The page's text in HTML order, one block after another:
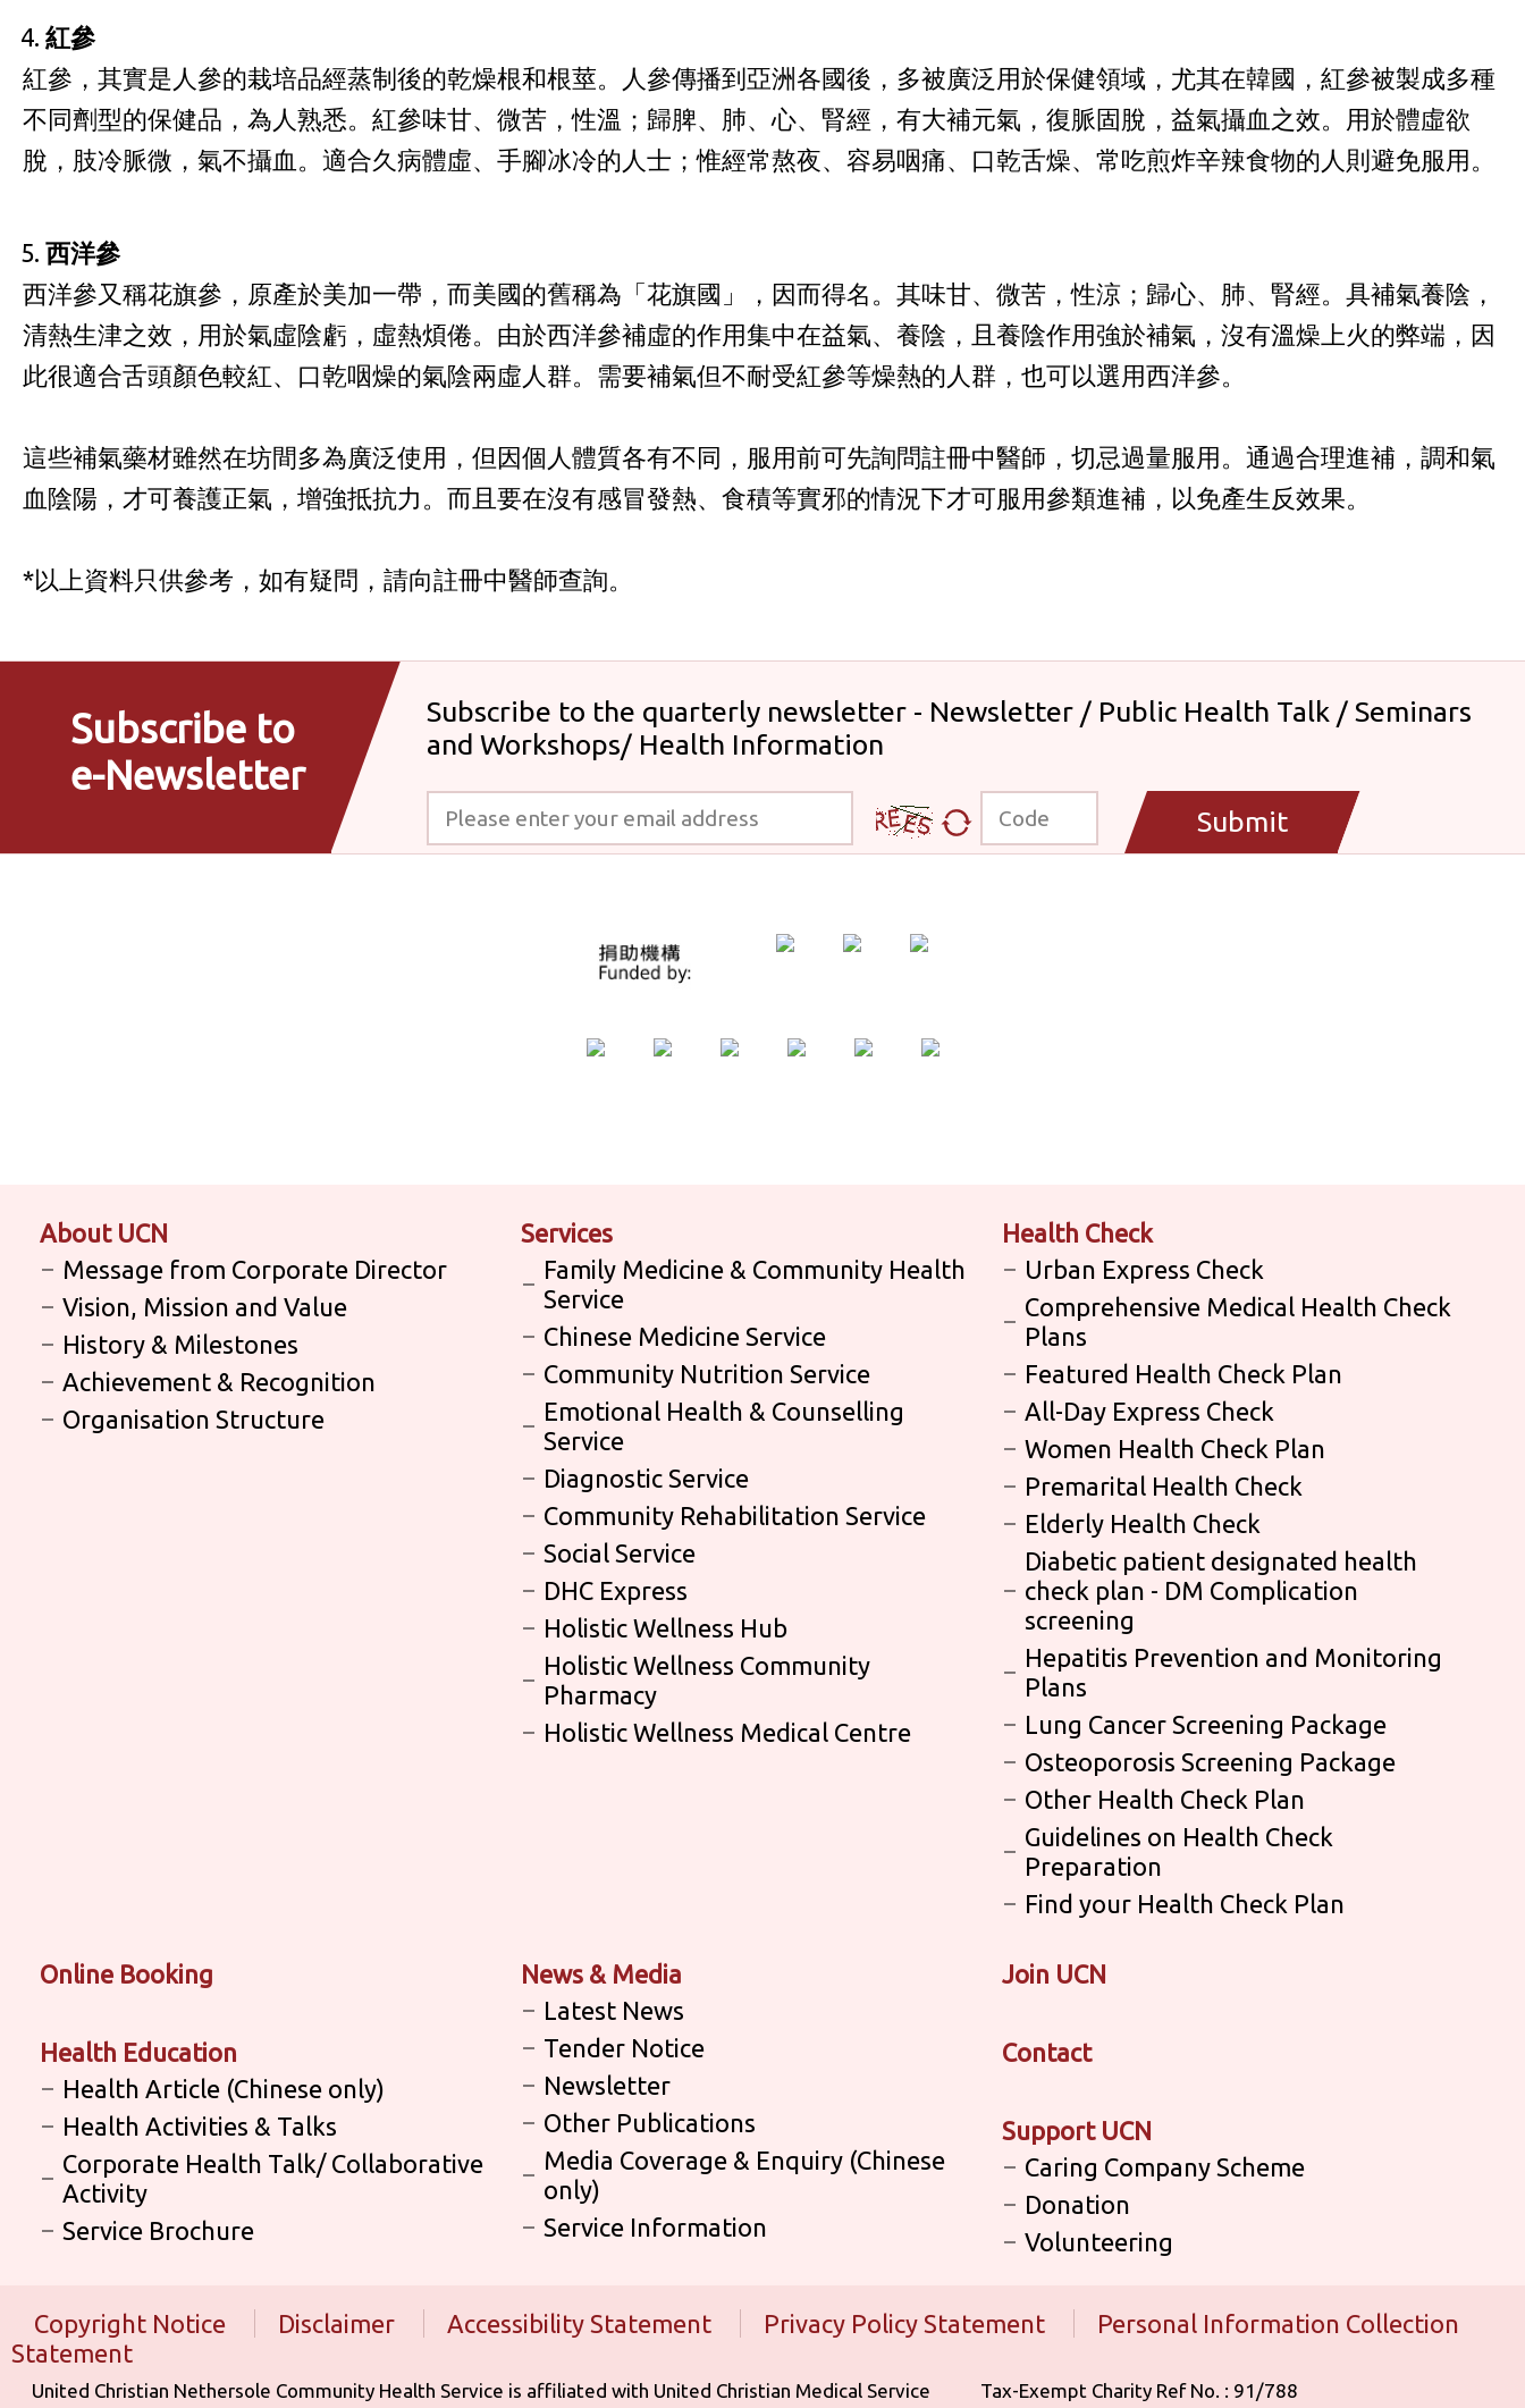
紅參
紅參，其實是人參的栽培品經蒸制後的乾燥根和根莖。人參傳播到亞洲各國後，多被廣泛用於保健領域，尤其在韓國，紅參被製成多種
不同劑型的保健品，為人熟悉。紅參味甘、微苦，性溫；歸脾、肺、心、腎經，有大補元氣，復脈固脫，益氣攝血之效。用於體虛欲
脫，肢冷脈微，氣不攝血。適合久病體虛、手腳冰冷的人士；惟經常熬夜、容易咽痛、口乾舌燥、常吃煎炸辛辣食物的人則避免服用。
西洋參
西洋參又稱花旗參，原產於美加一帶，而美國的舊稱為「花旗國」，因而得名。其味甘、微苦，性涼；歸心、肺、腎經。具補氣養陰，
清熱生津之效，用於氣虛陰虧，虛熱煩倦。由於西洋參補虛的作用集中在益氣、養陰，且養陰作用強於補氣，沒有溫燥上火的弊端，因
此很適合舌頭顏色較紅、口乾咽燥的氣陰兩虛人群。需要補氣但不耐受紅參等燥熱的人群，也可以選用西洋參。
這些補氣藥材雖然在坊間多為廣泛使用，但因個人體質各有不同，服用前可先詢問註冊中醫師，切忌過量服用。通過合理進補，調和氣
血陰陽，才可養護正氣，增強抵抗力。而且要在沒有感冒發熱、食積等實邪的情況下才可服用參類進補，以免產生反效果。
*以上資料只供參考，如有疑問，請向註冊中醫師查詢。
Subscribe to
e-Newsletter
Subscribe to the quarterly newsletter - Newsletter / Public Health Talk / Seminars
and Workshops/ Health Information
Please enter your email address Code
Submit
About UCN
Message from Corporate Director
Vision, Mission and Value
History & Milestones
Achievement & Recognition
Organisation Structure
Services
Family Medicine & Community Health
Service
Chinese Medicine Service
Community Nutrition Service
Emotional Health & Counselling
Service
Diagnostic Service
Community Rehabilitation Service
Social Service
DHC Express
Holistic Wellness Hub
Holistic Wellness Community
Pharmacy
Holistic Wellness Medical Centre
Health Check
Urban Express Check
Comprehensive Medical Health Check
Plans
Featured Health Check Plan
All-Day Express Check
Women Health Check Plan
Premarital Health Check
Elderly Health Check
Diabetic patient designated health
check plan - DM Complication
screening
Hepatitis Prevention and Monitoring
Plans
Lung Cancer Screening Package
Osteoporosis Screening Package
Other Health Check Plan
Guidelines on Health Check
Preparation
Find your Health Check Plan
Online Booking
Health Education
Health Article (Chinese only)
Health Activities & Talks
Corporate Health Talk/ Collaborative
Activity
Service Brochure
News & Media
Latest News
Tender Notice
Newsletter
Other Publications
Media Coverage & Enquiry (Chinese
only)
Service Information
Join UCN
Contact
Support UCN
Caring Company Scheme
Donation
Volunteering
Copyright Notice Disclaimer Accessibility Statement Privacy Policy Statement
Personal Information Collection
Statement
United Christian Nethersole Community Health Service is affiliated with United Christian Medical Service ‎ ‎ ‎ ‎ ‎ ‎ ‎ ‎ ‎ Tax-Exempt Charity Ref No. : 91/788